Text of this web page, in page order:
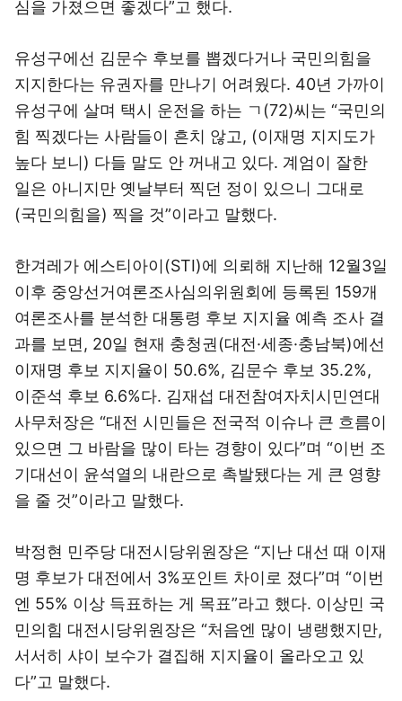
심을 가졌으면 좋겠다”고 했다.
유성구에선 김문수 후보를 뽑겠다거나 국민의힘을
지지한다는 유권자를 만나기 어려웠다. 40년 가까이
유성구에 살며 택시 운전을 하는 ㄱ(72)씨는 “국민의
힘 찍겠다는 사람들이 흔치 않고, (이재명 지지도가
높다 보니) 다들 말도 안 꺼내고 있다. 계엄이 잘한
일은 아니지만 옛날부터 찍던 정이 있으니 그대로
(국민의힘을) 찍을 것”이라고 말했다.
한겨레가 에스티아이(STI)에 의뢰해 지난해 12월3일
이후 중앙선거여론조사심의위원회에 등록된 159개
여론조사를 분석한 대통령 후보 지지율 예측 조사 결
과를 보면, 20일 현재 충청권(대전·세종·충남북)에선
이재명 후보 지지율이 50.6%, 김문수 후보 35.2%,
이준석 후보 6.6%다. 김재섭 대전참여자치시민연대
사무처장은 “대전 시민들은 전국적 이슈나 큰 흐름이
있으면 그 바람을 많이 타는 경향이 있다”며 “이번 조
기대선이 윤석열의 내란으로 촉발됐다는 게 큰 영향
을 줄 것”이라고 말했다.
박정현 민주당 대전시당위원장은 “지난 대선 때 이재
명 후보가 대전에서 3%포인트 차이로 졌다”며 “이번
엔 55% 이상 득표하는 게 목표”라고 했다. 이상민 국
민의힘 대전시당위원장은 “처음엔 많이 냉랭했지만,
서서히 샤이 보수가 결집해 지지율이 올라오고 있
다”고 말했다.